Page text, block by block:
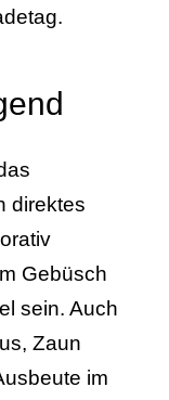
direktes
Gebüsch
sein. Auch
Zaun
im